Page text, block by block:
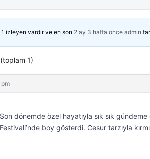
izleyen vardır ve en son 2 ay 3 hafta önce admin
1)
pm
Son dönemde özel hayatıyla sık sık
Festivali’nde boy gösterdi. Cesur tarzıyla